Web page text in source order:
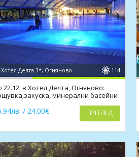
Хотел Делта 3*, Огняново 114
22.12. в Хотел Делта, Огняново:
минерални басейни
/ 24.00€ ПРЕГЛЕД